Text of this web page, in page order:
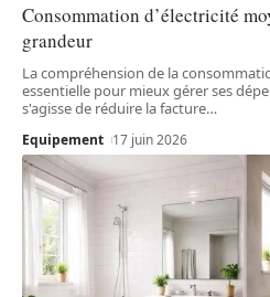
Consommation d’électricité
grandeur
La compréhension de la
essentielle pour mieux gérer ses
s'agisse de réduire la facture…
Equipement 17 juin 2026